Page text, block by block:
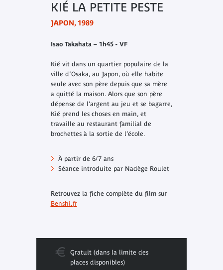
KIÉ LA PETITE PESTE
JAPON, 1989
Isao Takahata – 1h45 - VF
Kié vit dans un quartier populaire de la
ville d’Osaka, au Japon, où elle habite
seule avec son père depuis que sa mère
a quitté la maison. Alors que son père
dépense de l’argent au jeu et se bagarre,
Kié prend les choses en main, et
travaille au restaurant familial de
brochettes à la sortie de l’école.
À partir de 6/7 ans
Séance introduite par Nadège Roulet
Retrouvez la fiche complète du film sur
Benshi.fr
Gratuit (dans la limite des
places disponibles)